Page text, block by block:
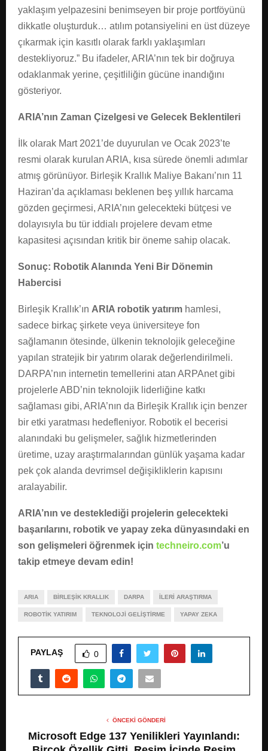
yaklaşım yelpazesini benimseyen bir proje portföyünü
dikkatle oluşturduk… atılım potansiyelini en üst düzeye
çıkarmak için kasıtlı olarak farklı yaklaşımları
destekliyoruz.” Bu ifadeler, ARIA’nın tek bir doğruya
odaklanmak yerine, çeşitliliğin gücüne inandığını
gösteriyor.
ARIA’nın Zaman Çizelgesi ve Gelecek Beklentileri
İlk olarak Mart 2021’de duyurulan ve Ocak 2023’te
resmi olarak kurulan ARIA, kısa sürede önemli adımlar
atmış görünüyor. Birleşik Krallık Maliye Bakanı’nın 11
Haziran’da açıklaması beklenen beş yıllık harcama
gözden geçirmesi, ARIA’nın gelecekteki bütçesi ve
dolayısıyla bu tür iddialı projelere devam etme
kapasitesi açısından kritik bir öneme sahip olacak.
Sonuç: Robotik Alanında Yeni Bir Dönemin
Habercisi
Birleşik Krallık’ın ARIA robotik yatırım hamlesi,
sadece birkaç şirkete veya üniversiteye fon
sağlamanın ötesinde, ülkenin teknolojik geleceğine
yapılan stratejik bir yatırım olarak değerlendirilmeli.
DARPA’nın internetin temellerini atan ARPAnet gibi
projelerle ABD’nin teknolojik liderliğine katkı
sağlaması gibi, ARIA’nın da Birleşik Krallık için benzer
bir etki yaratması hedefleniyor. Robotik el becerisi
alanındaki bu gelişmeler, sağlık hizmetlerinden
üretime, uzay araştırmalarından günlük yaşama kadar
pek çok alanda devrimsel değişikliklerin kapısını
aralayabilir.
ARIA’nın ve desteklediği projelerin gelecekteki
başarılarını, robotik ve yapay zeka dünyasındaki en
son gelişmeleri öğrenmek için techneiro.com’u
takip etmeye devam edin!
ARIA BIRLEŞIK KRALLIK DARPA İLERI ARAŞTIRMA
ROBOTIK YATIRIM TEKNOLOJI GELIŞTIRME YAPAY ZEKA
PAYLAŞ 0
ÖNCEKI GÖNDERI
Microsoft Edge 137 Yenilikleri Yayınlandı: